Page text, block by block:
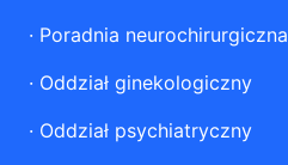
· Poradnia neurochirurgiczna
· Oddział ginekologiczny
· Oddział psychiatryczny